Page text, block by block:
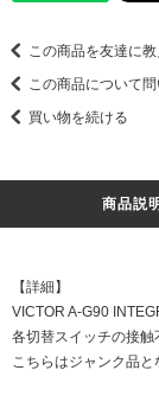
この商品を友達に教
この商品について
買い物を続ける
商品説明
【詳細】
VICTOR A-G90
各切替スイッチの接触
こちらはジャンク品と